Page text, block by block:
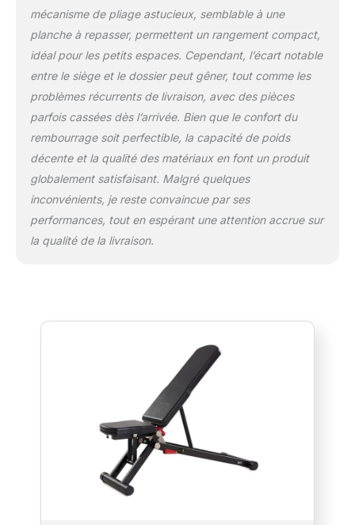
boîte, et vous êtes prêt à plonger dans votre
entraînement. Préparez-vous à transformer
votre routine de fitness dès aujourd'hui !
mobiles sur le bas de ce banc
d'entraînement pour salle de sport à
domicile, il est facile à déplacer et transférer
facilement votre banc de musculation d'une
de 30 jours : DHT offre un remplacement
gratuit ou un remboursement contre tout
défaut du fabricant. N'hésitez pas à nous
contacter si vous avez des questions sur
nos produits.
mécanisme de pliage astucieux, semblable à une
planche à repasser, permettent un rangement compact,
idéal pour les petits espaces. Cependant, l’écart notable
entre le siège et le dossier peut gêner, tout comme les
problèmes récurrents de livraison, avec des pièces
parfois cassées dès l’arrivée. Bien que le confort du
rembourrage soit perfectible, la capacité de poids
décente et la qualité des matériaux en font un produit
globalement satisfaisant. Malgré quelques
inconvénients, je reste convaincue par ses
performances, tout en espérant une attention accrue sur
la qualité de la livraison.